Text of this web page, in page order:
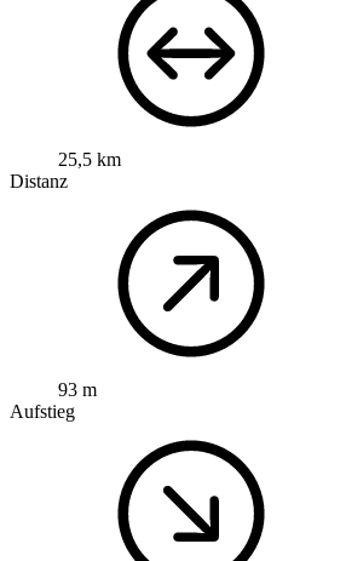
25,5 km
Distanz
93 m
Aufstieg